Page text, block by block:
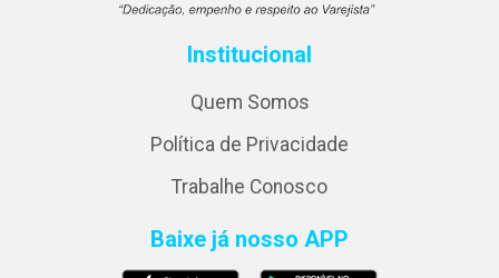
Institucional
Quem Somos
Política de Privacidade
Trabalhe Conosco
Baixe já nosso APP